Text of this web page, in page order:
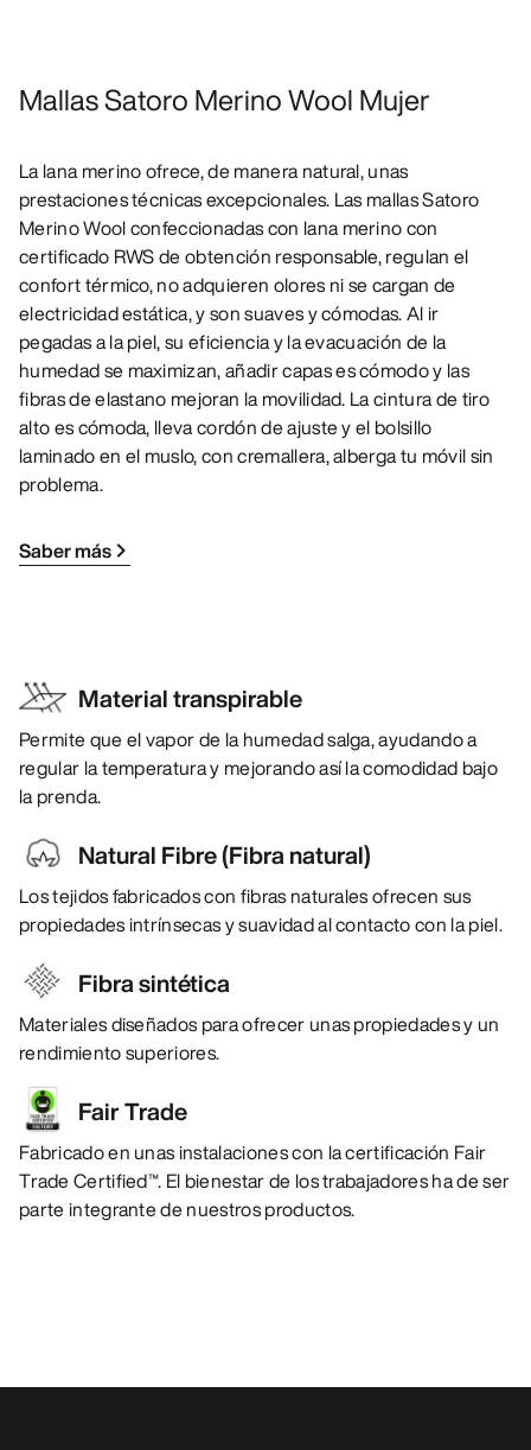
Mallas Satoro Merino Wool Mujer
La lana merino ofrece, de manera natural, unas
prestaciones técnicas excepcionales. Las mallas Satoro
Merino Wool confeccionadas con lana merino con
certificado RWS de obtención responsable, regulan el
confort térmico, no adquieren olores ni se cargan de
electricidad estática, y son suaves y cómodas. Al ir
pegadas a la piel, su eficiencia y la evacuación de la
humedad se maximizan, añadir capas es cómodo y las
fibras de elastano mejoran la movilidad. La cintura de tiro
alto es cómoda, lleva cordón de ajuste y el bolsillo
laminado en el muslo, con cremallera, alberga tu móvil sin
problema.
Saber más
Material transpirable
Permite que el vapor de la humedad salga, ayudando a
regular la temperatura y mejorando así la comodidad bajo
la prenda.
Natural Fibre (Fibra natural)
Los tejidos fabricados con fibras naturales ofrecen sus
propiedades intrínsecas y suavidad al contacto con la piel.
Fibra sintética
Materiales diseñados para ofrecer unas propiedades y un
rendimiento superiores.
Fair Trade
Fabricado en unas instalaciones con la certificación Fair
Trade Certified™. El bienestar de los trabajadores ha de ser
parte integrante de nuestros productos.